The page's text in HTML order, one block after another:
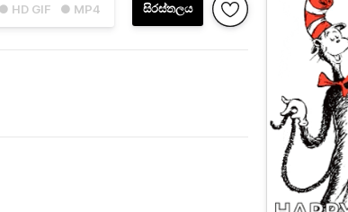
● HD GIF ● MP4 සිරස්තලය